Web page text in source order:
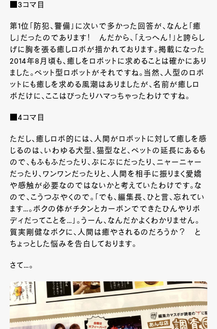
■3コマ目
第1位「防犯、警備」に次いで多かった回答が、なんと「癒
し」だったのであります！ んだから、「えっへん！」と誇らし
げに胸を張る癒しロボが描かれております。掲載になった
2014年8月頃も、癒しをロボットに求めることは確かにあり
ました。ペット型ロボットがそれですね。当然、人型のロボ
ットにも癒しを求める風潮はありましたが、名前が癒しロ
ボだけに、ここはぴったりハマっちゃったわけですね。
■4コマ目
ただし、癒しロボ的には、人間がロボットに対して癒しを感
じるのは、いわゆる犬型、猫型など、ペットの延長にあるも
ので、もふもふだったり、ぷにぷにだったり、ニャーニャー
だったり、ワンワンだったりと、人間を相手に振りまく愛嬌
や感触が必要なのではないかと考えていたわけです。な
ので、こうつぶやくので。「でも、編集長、ひと言、忘れてい
ます…。ボクの体がチタンとカーボンでできたひんやりボ
ディだってことを…」。うーん、なんだかよくわかりません。
質実剛健なボクに、人間は癒やされるのだろうか？ と
ちょっとした悩みを告白しております。
さて…。